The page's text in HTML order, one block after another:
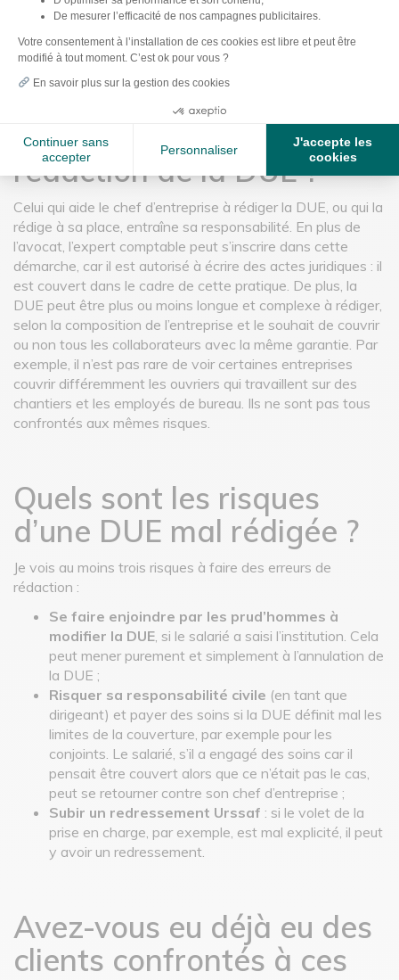
conjoints. La garantie prévoit-elle de les couvrir ? Si ce
Qui peut aider le chef
d’entreprise dans la
rédaction de la DUE ?
Celui qui aide le chef d’entreprise à rédiger la DUE, ou qui la
rédige à sa place, entraîne sa responsabilité. En plus de
l’avocat, l’expert comptable peut s’inscrire dans cette
démarche, car il est autorisé à écrire des actes juridiques : il
est couvert dans le cadre de cette pratique. De plus, la
DUE peut être plus ou moins longue et complexe à rédiger,
selon la composition de l’entreprise et le souhait de couvrir
ou non tous les collaborateurs avec la même garantie. Par
exemple, il n’est pas rare de voir certaines entreprises
couvrir différemment les ouvriers qui travaillent sur des
chantiers et les employés de bureau. Ils ne sont pas tous
confrontés aux mêmes risques.
Quels sont les risques
d’une DUE mal rédigée ?
Je vois au moins trois risques à faire des erreurs de
rédaction :
Se faire enjoindre par les prud’hommes à
modifier la DUE , si le salarié a saisi l’institution. Cela
peut mener purement et simplement à l’annulation de
la DUE ;
Risquer sa responsabilité civile (en tant que
dirigeant) et payer des soins si la DUE définit mal les
limites de la couverture, par exemple pour les
conjoints. Le salarié, s’il a engagé des soins car il
pensait être couvert alors que ce n’était pas le cas,
peut se retourner contre son chef d’entreprise ;
Subir un redressement Urssaf : si le volet de la
prise en charge, par exemple, est mal explicité, il peut
y avoir un redressement.
Avez-vous eu déjà eu des
clients confrontés à ces
De mesurer l’efficacité de nos campagnes publicitaires.
Votre consentement à l’installation de ces cookies est libre et peut être
modifié à tout moment. C’est ok pour vous ?
En savoir plus sur la gestion des cookies
Continuer sans
accepter
Personnaliser
J'accepte les
cookies